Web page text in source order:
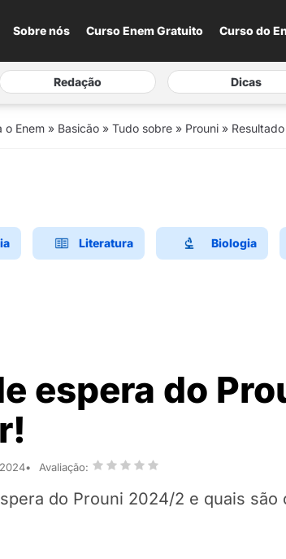
Sobre nós Curso Enem Gratuito Curso do
Redação Dicas
o Enem » Basicão » Tudo sobre » Prouni »
Literatura Biologia
espera do
Avaliação:
do Prouni 2024/2 e quais são